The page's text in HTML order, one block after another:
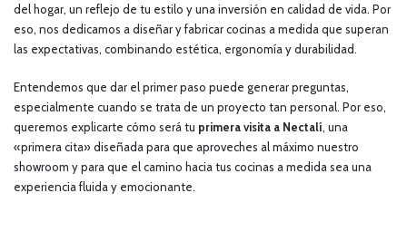
del hogar, un reflejo de tu estilo y una inversión en calidad de vida. Por
eso, nos dedicamos a diseñar y fabricar cocinas a medida que superan
las expectativas, combinando estética, ergonomía y durabilidad.
Entendemos que dar el primer paso puede generar preguntas,
especialmente cuando se trata de un proyecto tan personal. Por eso,
queremos explicarte cómo será tu primera visita a Nectalí, una
«primera cita» diseñada para que aproveches al máximo nuestro
showroom y para que el camino hacia tus cocinas a medida sea una
experiencia fluida y emocionante.